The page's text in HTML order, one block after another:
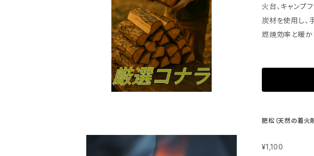
火台、キャンプファイ
炭材を使用し、
燃焼効率と暖かさを提供します。 ”女王の薪”は、
ズ：大割、中
肥松（天然の着火剤
¥1,100